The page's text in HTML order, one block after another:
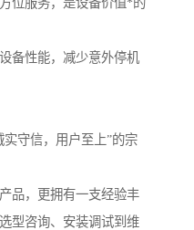
备性能，减少意外停机
实守信，用户至上”的宗
品，更拥有一支经验丰
型咨询、安装调试到维